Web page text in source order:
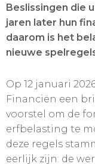
Beslissingen die
jaren later hun
daarom is het
nieuwe
Op 12 januari
Financiën een
voorstel om de
erfbelasting te
deze regels
eerlijk zijn: de